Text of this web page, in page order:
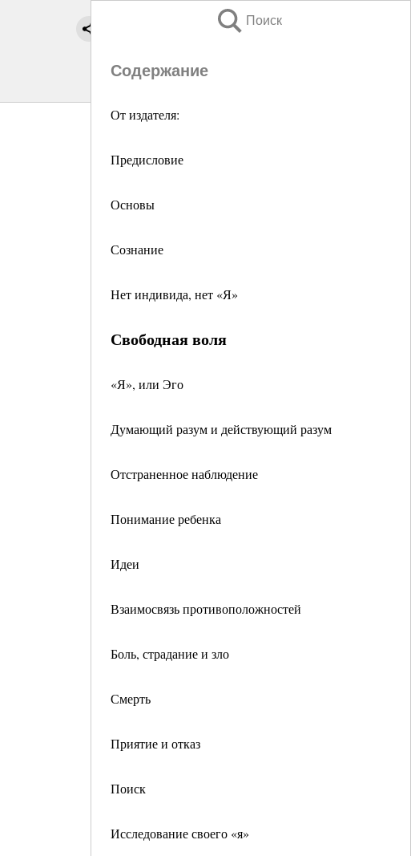
Поиск
Содержание
От издателя:
Предисловие
Основы
Сознание
Нет индивида, нет «Я»
Свободная воля
«Я», или Эго
Думающий разум и действующий разум
Отстраненное наблюдение
Понимание ребенка
Идеи
Взаимосвязь противоположностей
Боль, страдание и зло
Смерть
Приятие и отказ
Поиск
Исследование своего «я»